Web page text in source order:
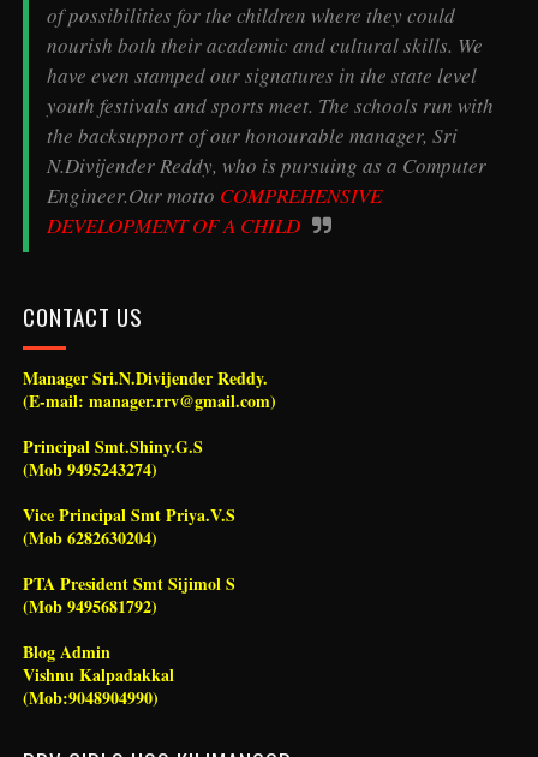
of possibilities for the children where they could
nourish both their academic and cultural skills. We
have even stamped our signatures in the state level
youth festivals and sports meet. The schools run with
the backsupport of our honourable manager, Sri
N.Divijender Reddy, who is pursuing as a Computer
Engineer.Our motto COMPREHENSIVE
DEVELOPMENT OF A CHILD
CONTACT US
Manager Sri.N.Divijender Reddy.
(E-mail: manager.rrv@gmail.com)
Principal Smt.Shiny.G.S
(Mob 9495243274)
Vice Principal Smt Priya.V.S
(Mob 6282630204)
PTA President Smt Sijimol S
(Mob 9495681792)
Blog Admin
Vishnu Kalpadakkal
(Mob:9048904990)